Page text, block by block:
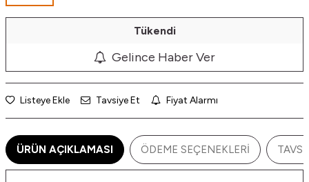
Tükendi
Gelince Haber Ver
Listeye Ekle Tavsiye Et Fiyat Alarmı
ÜRÜN AÇIKLAMASI ÖDEME SEÇENEKLERI